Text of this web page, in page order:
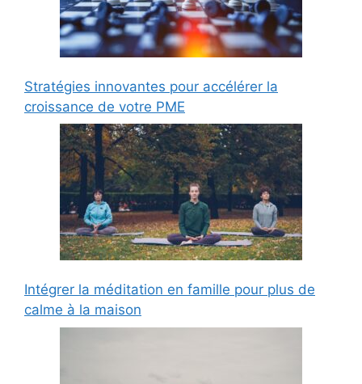
Stratégies innovantes pour accélérer la
croissance de votre PME
Intégrer la méditation en famille pour plus de
calme à la maison